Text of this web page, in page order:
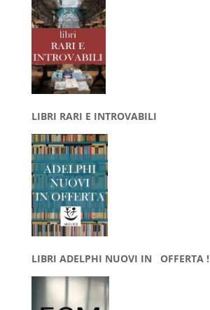
LIBRI RARI E INTROVABILI
LIBRI ADELPHI NUOVI IN OFFERTA !